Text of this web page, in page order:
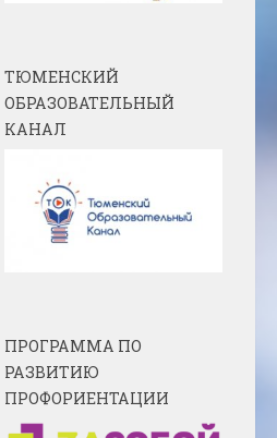
ТЮМЕНСКИЙ
ОБРАЗОВАТЕЛЬНЫЙ
КАНАЛ
ПРОГРАММА ПО
РАЗВИТИЮ
ПРОФОРИЕНТАЦИИ